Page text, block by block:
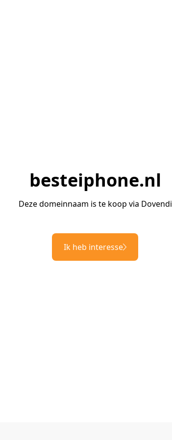
besteiphone.nl
Deze domeinnaam is te koop via Dovendi
Ik heb interesse